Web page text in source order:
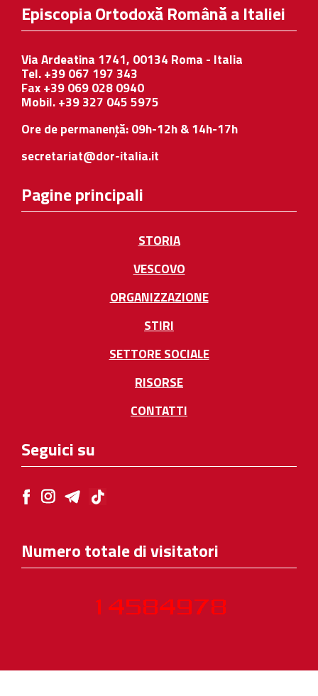
Episcopia Ortodoxă Română a Italiei
Via Ardeatina 1741, 00134 Roma - Italia
Tel. +39 067 197 343
Fax +39 069 028 0940
Mobil. +39 327 045 5975
Ore de permanență: 09h-12h & 14h-17h
secretariat@dor-italia.it
Pagine principali
STORIA
VESCOVO
ORGANIZZAZIONE
STIRI
SETTORE SOCIALE
RISORSE
CONTATTI
Seguici su
Numero totale di visitatori